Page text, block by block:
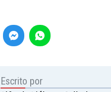
Escrito por